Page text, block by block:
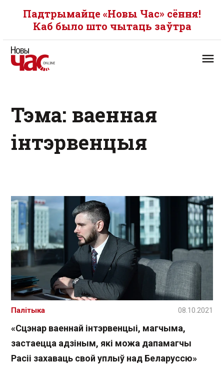
Падтрымайце «Новы Час» сёння!
Каб было што чытаць заўтра
Тэма: ваенная
інтэрвенцыя
«Сцэнар ваеннай інтэрвенцыі, магчыма,
застаецца адзіным, які можа дапамагчы
Расіі захаваць свой уплыў над Беларуссю»
Палітыка 08.10.2021